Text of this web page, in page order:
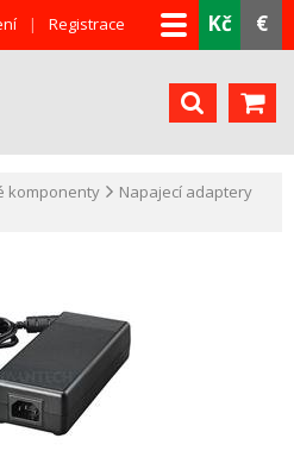
Kč €
Registrace
komponenty
Napajecí adaptery